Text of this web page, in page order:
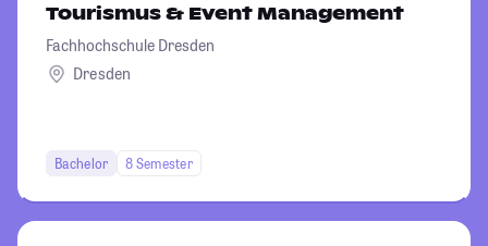
Tourismus & Event Management
Fachhochschule Dresden
Dresden
Bachelor 8 Semester